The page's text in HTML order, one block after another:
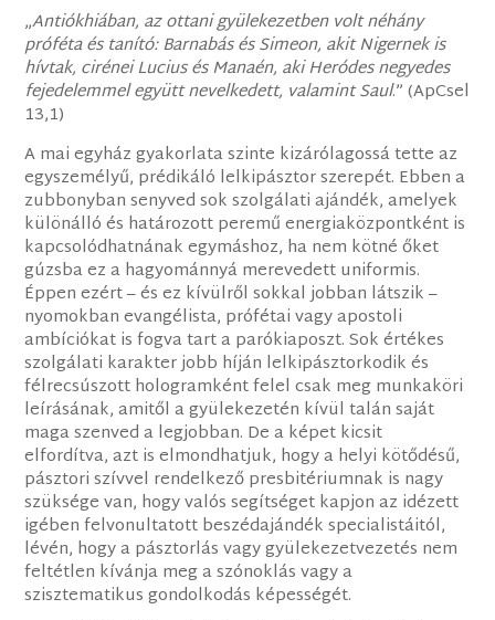
„Antiókhiában, az ottani gyülekezetben volt néhány
próféta és tanító: Barnabás és Simeon, akit Nigernek is
hívtak, cirénei Lucius és Manaén, aki Heródes negyedes
fejedelemmel együtt nevelkedett, valamint Saul.” (ApCsel
13,1)
A mai egyház gyakorlata szinte kizárólagossá tette az
egyszemélyű, prédikáló lelkipásztor szerepét. Ebben a
zubbonyban senyved sok szolgálati ajándék, amelyek
különálló és határozott peremű energiaközpontként is
kapcsolódhatnának egymáshoz, ha nem kötné őket
gúzsba ez a hagyománnyá merevedett uniformis.
Éppen ezért – és ez kívülről sokkal jobban látszik –
nyomokban evangélista, prófétai vagy apostoli
ambíciókat is fogva tart a parókiaposzt. Sok értékes
szolgálati karakter jobb híján lelkipásztorkodik és
félrecsúszott hologramként felel csak meg munkaköri
leírásának, amitől a gyülekezetén kívül talán saját
maga szenved a legjobban. De a képet kicsit
elfordítva, azt is elmondhatjuk, hogy a helyi kötődésű,
pásztori szívvel rendelkező presbitériumnak is nagy
szüksége van, hogy valós segítséget kapjon az idézett
igében felvonultatott beszédajándék specialistáitól,
lévén, hogy a pásztorlás vagy gyülekezetvezetés nem
feltétlen kívánja meg a szónoklás vagy a
szisztematikus gondolkodás képességét.